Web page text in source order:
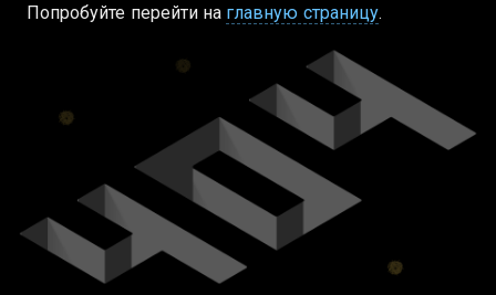
Попробуйте перейти на главную страницу.